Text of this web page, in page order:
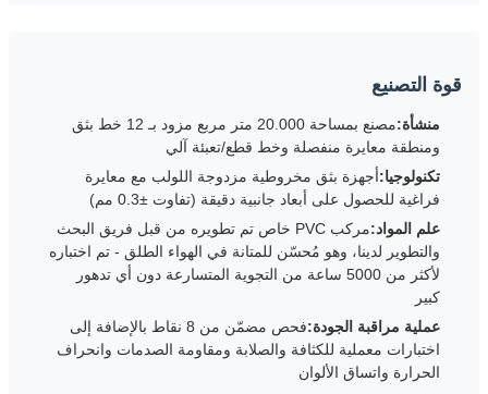
قوة التصنيع
منشأة:
مصنع بمساحة 20.000 متر مربع مزود بـ 12 خط بثق
ومنطقة معايرة منفصلة وخط قطع/تعبئة آلي
تكنولوجيا:أجهزة بثق مخروطية مزدوجة اللولب مع معايرة
فراغية للحصول على أبعاد جانبية دقيقة (تفاوت ±0.3 مم)
علم المواد:
مركب PVC خاص تم تطويره من قبل فريق البحث
والتطوير لدينا، وهو مُحسّن للمتانة في الهواء الطلق - تم اختباره
لأكثر من 5000 ساعة من التجوية المتسارعة دون أي تدهور
كبير
عملية مراقبة الجودة:
فحص مضمّن من 8 نقاط بالإضافة إلى
اختبارات معملية للكثافة والصلابة ومقاومة الصدمات وانحراف
الحرارة واتساق الألوان